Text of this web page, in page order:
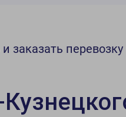
заказать перевозку